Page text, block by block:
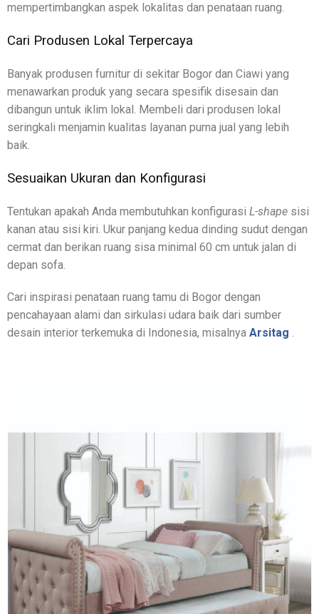
mempertimbangkan aspek lokalitas dan penataan ruang.
Cari Produsen Lokal Terpercaya
Banyak produsen furnitur di sekitar Bogor dan Ciawi yang
menawarkan produk yang secara spesifik disesain dan
dibangun untuk iklim lokal. Membeli dari produsen lokal
seringkali menjamin kualitas layanan purna jual yang lebih
baik.
Sesuaikan Ukuran dan Konfigurasi
Tentukan apakah Anda membutuhkan konfigurasi L-shape sisi
kanan atau sisi kiri. Ukur panjang kedua dinding sudut dengan
cermat dan berikan ruang sisa minimal 60 cm untuk jalan di
depan sofa.
Cari inspirasi penataan ruang tamu di Bogor dengan
pencahayaan alami dan sirkulasi udara baik dari sumber
desain interior terkemuka di Indonesia, misalnya Arsitag